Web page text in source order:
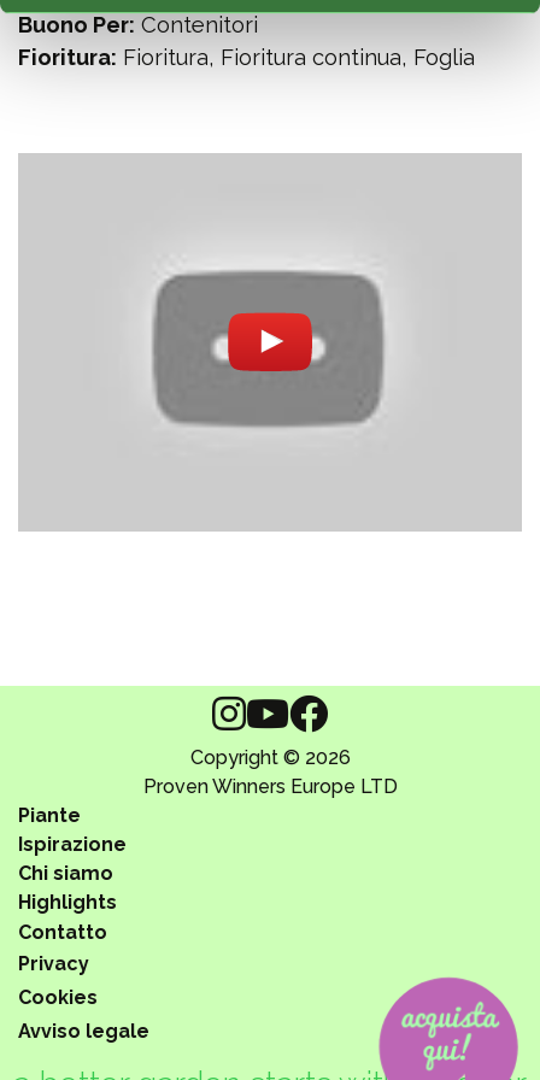
Buono Per: Contenitori
Fioritura: Fioritura, Fioritura continua, Foglia
Copyright © 2026
Proven Winners Europe LTD
Piante
Ispirazione
Chi siamo
Privacy
Cookies
Avviso legale
Highlights
Contatto